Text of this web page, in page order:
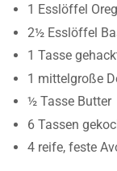
1 Esslöffel
2½ Esslöffel
1 Tasse
1 mittelgroße
½ Tasse Butter
6 Tassen
4 reife, feste